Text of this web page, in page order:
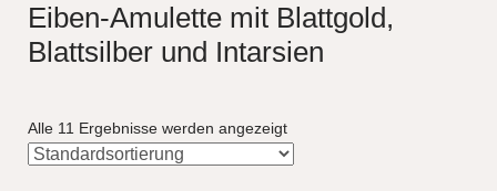
Eiben-Amulette mit Blattgold,
Blattsilber und Intarsien
Alle 11 Ergebnisse werden angezeigt